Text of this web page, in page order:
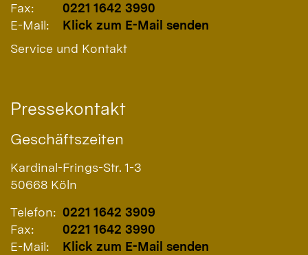
Fax:
0221 1642 3990
E-Mail:
Klick zum E-Mail senden
Service und Kontakt
Pressekontakt
Geschäftszeiten
Kardinal-Frings-Str. 1-3
50668 Köln
Telefon: 0221 1642 3909
Fax:
0221 1642 3990
E-Mail:
Klick zum E-Mail senden